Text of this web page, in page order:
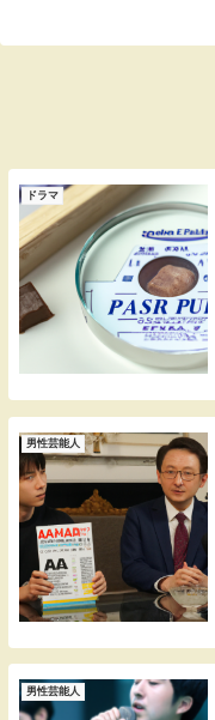
ドラマ
男性芸能人
男性芸能人